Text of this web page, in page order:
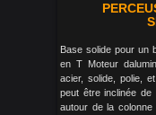
Base solide pour un
en T Moteur
acier, solide, polie,
peut être inclinée
autour de la